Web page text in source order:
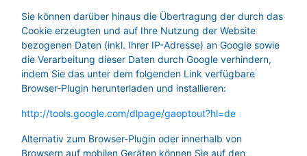
Sie können darüber hinaus die Übertragung der durch das
Cookie erzeugten und auf Ihre Nutzung der Website
bezogenen Daten (inkl. Ihrer IP-Adresse) an Google sowie
die Verarbeitung dieser Daten durch Google verhindern,
indem Sie das unter dem folgenden Link verfügbare
Browser-Plugin herunterladen und installieren:
http://tools.google.com/dlpage/gaoptout?hl=de
Alternativ zum Browser-Plugin oder innerhalb von
Browsern auf mobilen Geräten können Sie auf den